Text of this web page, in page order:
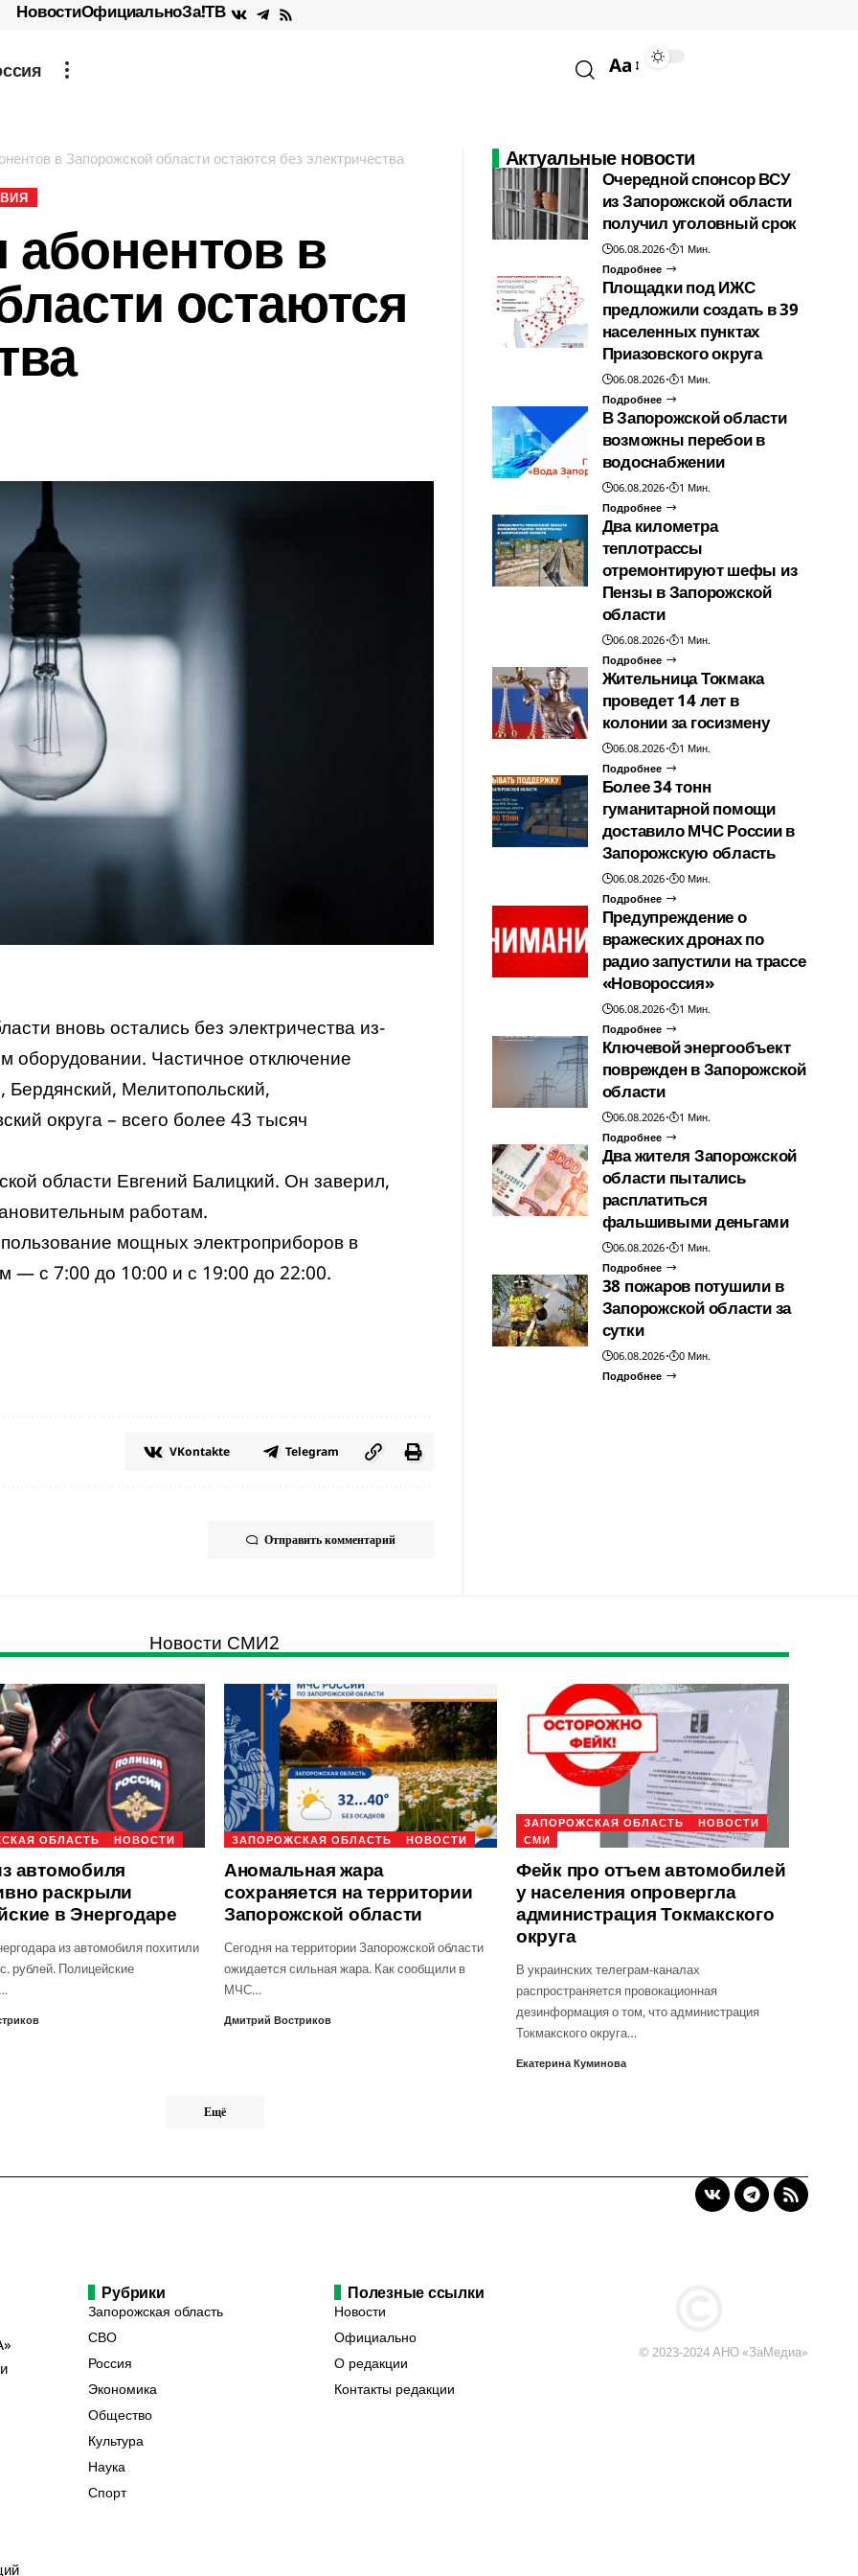
НовостиОфициальноЗа!ТВ
Aa
в Запорожской области остаются без электричества
в
остаются
вновь остались без электричества из-
оборудовании. Частичное отключение
Бердянский, Мелитопольский,
округа – всего более 43 тысяч
области Евгений Балицкий. Он заверил,
работам.
мощных электроприборов в
— с 7:00 до 10:00 и с 19:00 до 22:00.
VKontakte Telegram
Отправить комментарий
Актуальные новости
Очередной спонсор ВСУ
из Запорожской области
получил уголовный срок
06.08.2026
1 Мин.
Подробнее
Площадки под ИЖС
предложили создать в 39
населенных пунктах
Приазовского округа
06.08.2026
1 Мин.
Подробнее
В Запорожской области
возможны перебои в
водоснабжении
06.08.2026
1 Мин.
Подробнее
Два километра
теплотрассы
отремонтируют шефы из
Пензы в Запорожской
области
06.08.2026
1 Мин.
Подробнее
Жительница Токмака
проведет 14 лет в
колонии за госизмену
06.08.2026
1 Мин.
Подробнее
Более 34 тонн
гуманитарной помощи
доставило МЧС России в
Запорожскую область
06.08.2026
0 Мин.
Подробнее
Предупреждение о
вражеских дронах по
радио запустили на трассе
«Новороссия»
06.08.2026
1 Мин.
Подробнее
Ключевой энергообъект
поврежден в Запорожской
области
06.08.2026
1 Мин.
Подробнее
Два жителя Запорожской
области пытались
расплатиться
фальшивыми деньгами
06.08.2026
1 Мин.
Подробнее
38 пожаров потушили в
Запорожской области за
сутки
06.08.2026
0 Мин.
Подробнее
Новости СМИ2
ОБЛАСТЬ НОВОСТИ
автомобиля
раскрыли
в Энергодаре
из автомобиля похитили
рублей. Полицейские
ЗАПОРОЖСКАЯ ОБЛАСТЬ НОВОСТИ
Аномальная жара
сохраняется на территории
Запорожской области
Сегодня на территории Запорожской области
ожидается сильная жара. Как сообщили в
МЧС…
Дмитрий Востриков
ЗАПОРОЖСКАЯ ОБЛАСТЬ
НОВОСТИ
СМИ
Фейк про отъем автомобилей
у населения опровергла
администрация Токмакского
округа
В украинских телеграм-каналах
распространяется провокационная
дезинформация о том, что администрация
Токмакского округа…
Екатерина Куминова
Ещё
Рубрики
Запорожская область
СВО
Россия
Экономика
Общество
Культура
Наука
Спорт
Полезные ссылки
Новости
Официально
О редакции
Контакты редакции
© 2023-2024 АНО «ЗаМедиа»